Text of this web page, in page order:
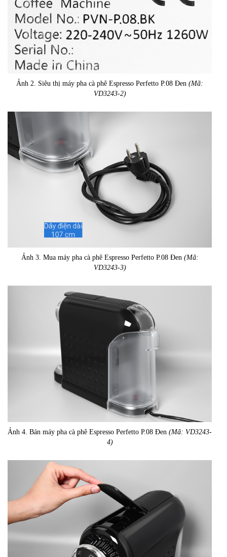
Ảnh 2. Siêu thị máy pha cà phê Espresso Perfetto P.08 Đen (Mã:
VD3243-2)
Ảnh 3. Mua máy pha cà phê Espresso Perfetto P.08 Đen (Mã:
VD3243-3)
Ảnh 4. Bán máy pha cà phê Espresso Perfetto P.08 Đen (Mã: VD3243-
4)